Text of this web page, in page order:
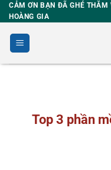
Skip
to
content
CẢM ƠN BẠN ĐÃ GHÉ THĂM
HOÀNG GIA
Top 3 phần